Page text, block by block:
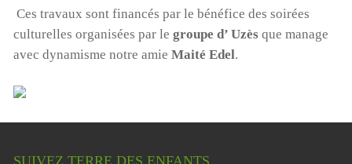
Ces travaux sont financés par le bénéfice des soirées
culturelles organisées par le groupe d’ Uzèsque manage
avec dynamisme notre amie Maité Edel.